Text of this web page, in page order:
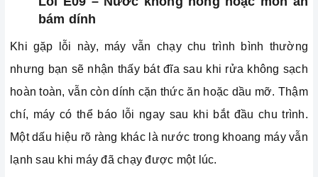
bám dính
Khi gặp lỗi này, máy vẫn chạy chu trình bình thường
nhưng bạn sẽ nhận thấy bát đĩa sau khi rửa không sạch
hoàn toàn, vẫn còn dính cặn thức ăn hoặc dầu mỡ. Thậm
chí, máy có thể báo lỗi ngay sau khi bắt đầu chu trình.
Một dấu hiệu rõ ràng khác là nước trong khoang máy vẫn
lạnh sau khi máy đã chạy được một lúc.